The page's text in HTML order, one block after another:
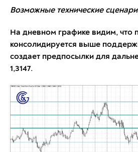
Возможные технические
На дневном графике видим, что
консолидируется выше
создает предпосылки для
1,3147.